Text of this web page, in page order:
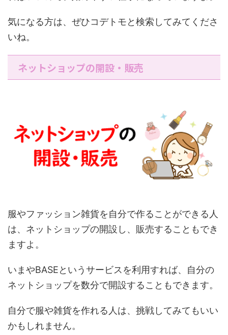
気になる方は、ぜひコデトモと検索してみてくださ
いね。
ネットショップの開設・販売
服やファッション雑貨を自分で作ることができる人
は、ネットショップの開設し、販売することもでき
ますよ。
いまやBASEというサービスを利用すれば、自分の
ネットショップを数分で開設することもできます。
自分で服や雑貨を作れる人は、挑戦してみてもいい
かもしれません。